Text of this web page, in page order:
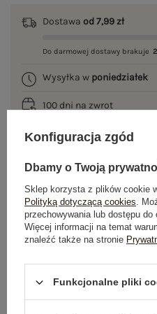
Dostawa od 7,99 zł
Do darmowej dostawy brakuje
Wysyłka w poniedziałek
100 dni na zwrot
OPIS PRODUKTU
GŁÓWNE PARAMETRY
OPINIE O PRODUKCIE (0)
WYSYŁKA I DOSTAWA
ZWROTY I REKLAMACJE
Konfiguracja zgód
Dbamy o Twoją
Sklep korzysta z plików cookie
Polityką dotyczącą cookies.
przechowywania lub dostępu
Więcej informacji na temat
znaleźć także na stronie
Funkcjonalne pliki